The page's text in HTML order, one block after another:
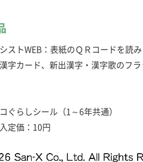
ストWEB：表紙のＱＲコードを読
字カード、新出漢字・漢字歌のフ
ぐらしシール（1～6年共通）
定価：10円